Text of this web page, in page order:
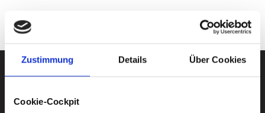
Zustimmung Details Über Cookies
Cookie-Cockpit